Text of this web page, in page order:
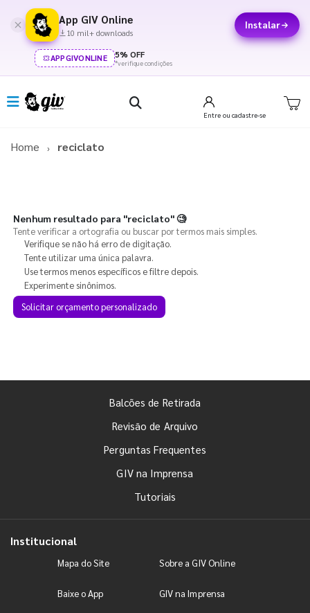
App GIV Online
10 mil+ downloads
Instalar
APPGIVONLINE 5% OFF
*verifique condições
Entre ou cadastre-se
Home reciclato
Nenhum resultado para "reciclato"🧐
Tente verificar a ortografia ou buscar por termos mais simples.
Verifique se não há erro de digitação.
Tente utilizar uma única palavra.
Use termos menos específicos e filtre depois.
Experimente sinônimos.
Solicitar orçamento personalizado
Balcões de Retirada
Revisão de Arquivo
Perguntas Frequentes
GIV na Imprensa
Tutoriais
Institucional
Mapa do Site Sobre a GIV Online
Baixe o App GIV na Imprensa